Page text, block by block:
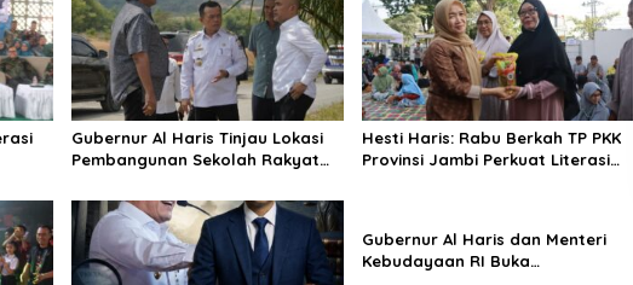
Gubernur Al Haris Tinjau Lokasi
Pembangunan Sekolah Rakyat
Bungo Green City
Hesti Haris: Rabu Berkah TP PKK
Provinsi Jambi Perkuat Literasi
Gubernur Al Haris dan Menteri
Kebudayaan RI Buka